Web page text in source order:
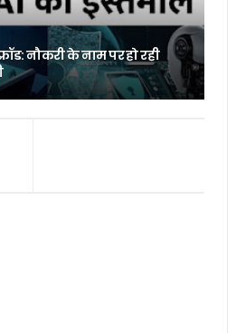
नौकरी के नाम पर हो रही